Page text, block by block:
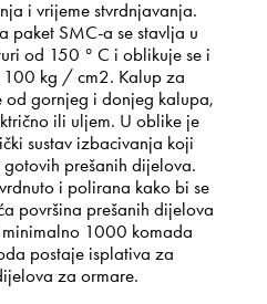
i vrijeme stvrdnjavanja.
paket SMC-a se stavlja u
od 150 ° C i oblikuje se i
100 kg / cm2. Kalup za
od gornjeg i donjeg kalupa,
ili uljem. U oblike je
sustav izbacivanja koji
prešanih dijelova.
i polirana kako bi se
površina prešanih dijelova
1000 komada
postaje isplativa za
za ormare.